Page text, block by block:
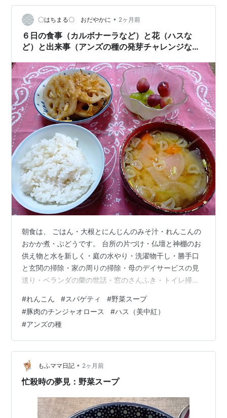
〇はちまる〇 おだやかに • 2ヶ月前
６日の食事（カルボナーラなど）と花（ハスな
ど）と出来事（アンズの種の発芽チャレンジな
朝食は、 ごはん・大根とにんじんのみそ汁・れんこんの
おかか煮・ぶどうです。 台所の片づけ・仏壇と神棚のお
供え物と水を新しく・庭の水やり・洗濯物干し・勝手口
と玄関の掃除・家の周りの掃除・母のデイサービスの見
送り・ベランダの蘭の世話・窓のさんふき・トイレ掃除
日・５日・６日と３日連続で咲くのは珍しいです。ほと
んどは１日で、２日目には、花びらが落ち始めます。今
回が初めてのような気がします。 ハス（美中紅）５個目
です。昨日よりもきれいにひらきました。今年は、一つ
一つの花の花期が長いのかな？ アンズの発芽チャレンジ
アンズの実です。地面に落ちている実を拾…
#れんこん #スパゲティ #野菜スープ
#豚肉のチンジャオロース #ハス（美中紅）
#アンズの種
もふママ日記 • 2ヶ月前
忙殺時の夢見：野菜スープ